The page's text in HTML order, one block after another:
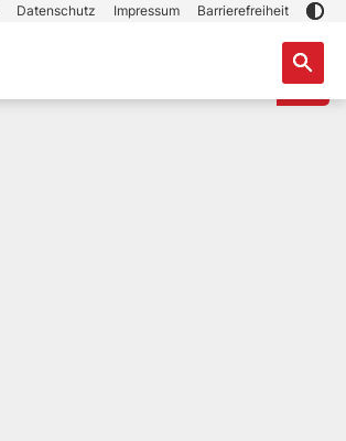
Datenschutz Impressum Barrierefreiheit